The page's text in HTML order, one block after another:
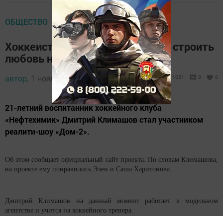
ОБЩЕСТВО
Хоккеист из Татарстана пришел строить
любовь на «Дом-2»
автор, 1 ноября 2016 - 05:06 1051 0 0
21-летний воспитанник хоккейного клуба
«Нефтехимик» Дмитрий Климашов стал участником
реалити-шоу «Дом-2».
Об этом сообщает официальный сайт проекта. По словам Климашова,
на проекте ему понравились Элен и Саша Харитонова.
Дмитрий Климашов на данный момент работает в модельном
агентстве и учится на хоккейного тренера.